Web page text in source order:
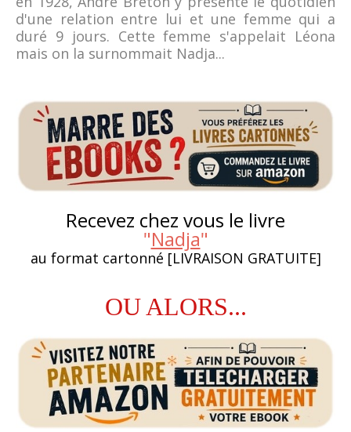
d'une relation entre lui et une femme qui a
duré 9 jours. Cette femme s'appelait Léona
mais on la surnommait Nadja...
Recevez chez vous le livre
"Nadja"
au format cartonné [LIVRAISON GRATUITE]
OU ALORS...